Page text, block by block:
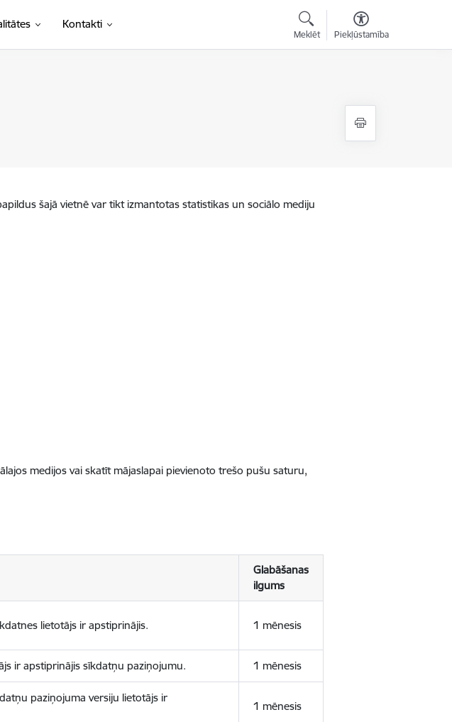
Kontakti
Meklēt Piekļūstamība
šajā vietnē var tikt izmantotas statistikas un sociālo mediju
medijos vai skatīt mājaslapai pievienoto trešo pušu saturu,
Glabāšanas
ilgums
lietotājs ir apstiprinājis. 1 mēnesis
ir apstiprinājis sīkdatņu paziņojumu. 1 mēnesis
paziņojuma versiju lietotājs ir
1 mēnesis